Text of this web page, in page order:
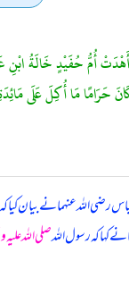
أُمُّ حُفَيْدٍ خَالَةُ ابْنِ
مَا أُكِلَ عَلَى
رضی اللہ عنہما نے بیان کیا کہ
کہا کہ رسول اللہصلی اللہ